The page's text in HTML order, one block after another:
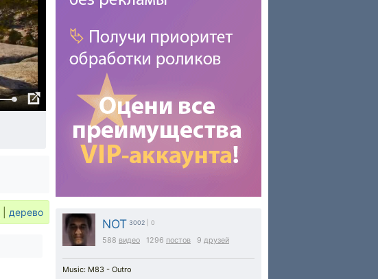
NOT 3002 | 0
588 видео 1296 постов 9 друзей
Music: M83 - Outro
дерево